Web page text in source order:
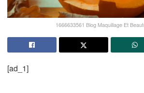
1666633561 Blog Maquillage Et
[ad_1]